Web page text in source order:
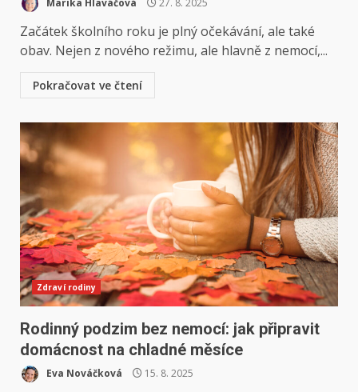
Začátek školního roku je plný očekávání, ale také
obav. Nejen z nového režimu, ale hlavně z nemocí,...
Pokračovat ve čtení
Zdraví rodiny
Rodinný podzim bez nemocí: jak připravit
domácnost na chladné měsíce
Eva Nováčková 15. 8. 2025